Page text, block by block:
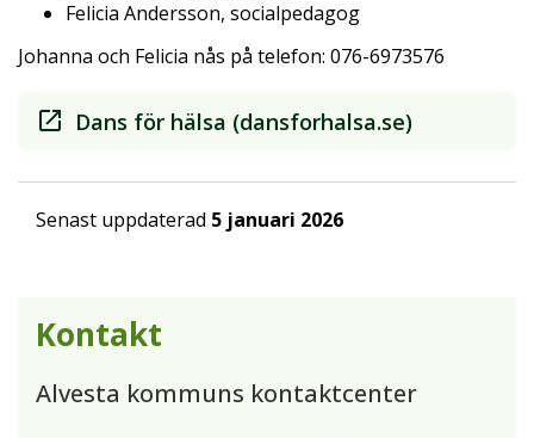
Felicia Andersson, socialpedagog
Johanna och Felicia nås på telefon: 076-6973576
Dans för hälsa (dansforhalsa.se)
Senast uppdaterad 5 januari 2026
Kontakt
Alvesta kommuns kontaktcenter